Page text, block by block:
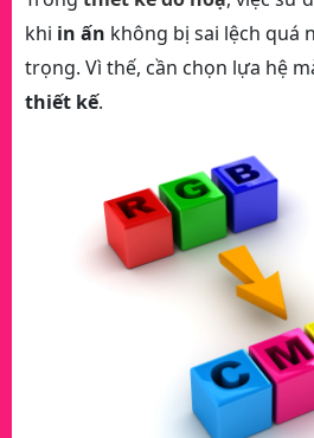
khi in ấn không bị sai lệch quá
trọng. Vì thế, cần chọn lựa hệ
thiết kế.